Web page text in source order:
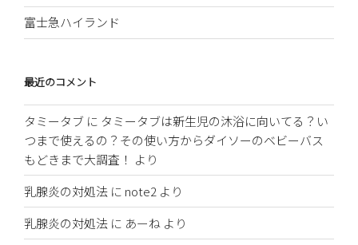
富士急ハイランド
最近のコメント
タミータブ に タミータブは新生児の沐浴に向いてる？い
つまで使えるの？その使い方からダイソーのベビーバス
もどきまで大調査！ より
乳腺炎の対処法 に note2 より
乳腺炎の対処法 に あーね より